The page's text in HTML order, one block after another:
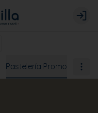
Login
Pastelería Promo